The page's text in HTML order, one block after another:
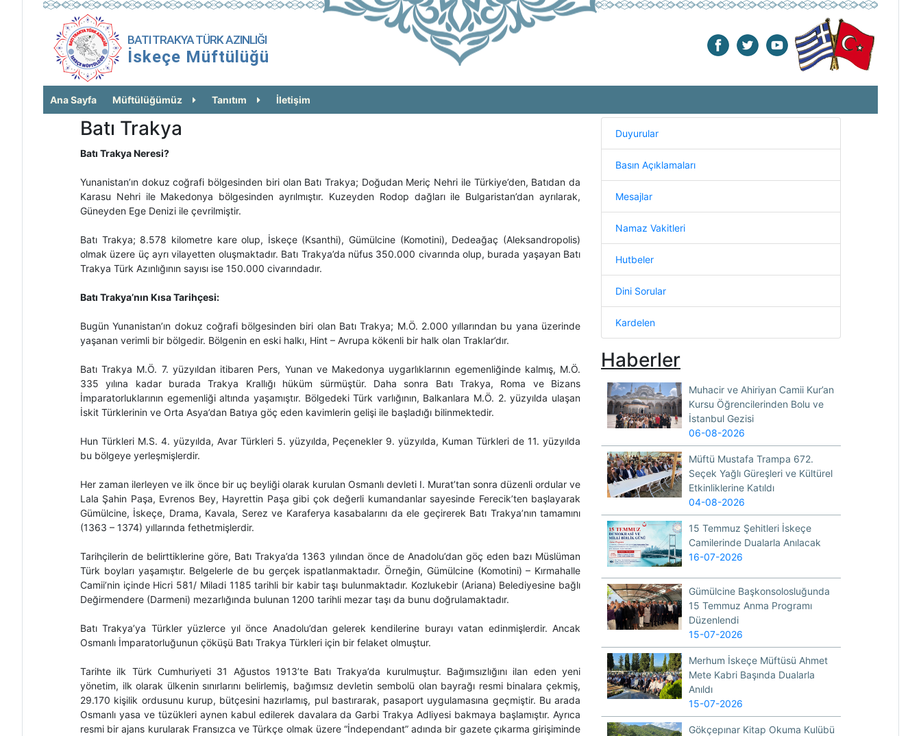
BATI TRAKYA TÜRK AZINLIĞI
İskeçe Müftülüğü
Ana Sayfa Müftülüğümüz Tanıtım İletişim
Batı Trakya
Batı Trakya Neresi?
Yunanistan’ın dokuz coğrafi bölgesinden biri olan Batı Trakya; Doğudan Meriç Nehri ile Türkiye’den, Batıdan da
Karasu Nehri ile Makedonya bölgesinden ayrılmıştır. Kuzeyden Rodop dağları ile Bulgaristan’dan ayrılarak,
Güneyden Ege Denizi ile çevrilmiştir.
Batı Trakya; 8.578 kilometre kare olup, İskeçe (Ksanthi), Gümülcine (Komotini), Dedeağaç (Aleksandropolis)
olmak üzere üç ayrı vilayetten oluşmaktadır. Batı Trakya’da nüfus 350.000 civarında olup, burada yaşayan Batı
Trakya Türk Azınlığının sayısı ise 150.000 civarındadır.
Batı Trakya’nın Kısa Tarihçesi:
Bugün Yunanistan’ın dokuz coğrafi bölgesinden biri olan Batı Trakya; M.Ö. 2.000 yıllarından bu yana üzerinde
yaşanan verimli bir bölgedir. Bölgenin en eski halkı, Hint – Avrupa kökenli bir halk olan Traklar’dır.
Batı Trakya M.Ö. 7. yüzyıldan itibaren Pers, Yunan ve Makedonya uygarlıklarının egemenliğinde kalmış, M.Ö.
335 yılına kadar burada Trakya Krallığı hüküm sürmüştür. Daha sonra Batı Trakya, Roma ve Bizans
İmparatorluklarının egemenliği altında yaşamıştır. Bölgedeki Türk varlığının, Balkanlara M.Ö. 2. yüzyılda ulaşan
İskit Türklerinin ve Orta Asya’dan Batıya göç eden kavimlerin gelişi ile başladığı bilinmektedir.
Hun Türkleri M.S. 4. yüzyılda, Avar Türkleri 5. yüzyılda, Peçenekler 9. yüzyılda, Kuman Türkleri de 11. yüzyılda
bu bölgeye yerleşmişlerdir.
Her zaman ilerleyen ve ilk önce bir uç beyliği olarak kurulan Osmanlı devleti I. Murat’tan sonra düzenli ordular ve
Lala Şahin Paşa, Evrenos Bey, Hayrettin Paşa gibi çok değerli kumandanlar sayesinde Ferecik’ten başlayarak
Gümülcine, İskeçe, Drama, Kavala, Serez ve Karaferya kasabalarını da ele geçirerek Batı Trakya’nın tamamını
(1363 – 1374) yıllarında fethetmişlerdir.
Tarihçilerin de belirttiklerine göre, Batı Trakya’da 1363 yılından önce de Anadolu’dan göç eden bazı Müslüman
Türk boyları yaşamıştır. Belgelerle de bu gerçek ispatlanmaktadır. Örneğin, Gümülcine (Komotini) – Kırmahalle
Camii’nin içinde Hicri 581/ Miladi 1185 tarihli bir kabir taşı bulunmaktadır. Kozlukebir (Ariana) Belediyesine bağlı
Değirmendere (Darmeni) mezarlığında bulunan 1200 tarihli mezar taşı da bunu doğrulamaktadır.
Batı Trakya’ya Türkler yüzlerce yıl önce Anadolu’dan gelerek kendilerine burayı vatan edinmişlerdir. Ancak
Osmanlı İmparatorluğunun çöküşü Batı Trakya Türkleri için bir felaket olmuştur.
Tarihte ilk Türk Cumhuriyeti 31 Ağustos 1913’te Batı Trakya’da kurulmuştur. Bağımsızlığını ilan eden yeni
yönetim, ilk olarak ülkenin sınırlarını belirlemiş, bağımsız devletin sembolü olan bayrağı resmi binalara çekmiş,
29.170 kişilik ordusunu kurup, bütçesini hazırlamış, pul bastırarak, pasaport uygulamasına geçmiştir. Bu arada
Osmanlı yasa ve tüzükleri aynen kabul edilerek davalara da Garbi Trakya Adliyesi bakmaya başlamıştır. Ayrıca
resmi bir ajans kurularak Fransızca ve Türkçe olmak üzere “İndependant” adında bir gazete çıkarma girişiminde
Duyurular
Basın Açıklamaları
Mesajlar
Namaz Vakitleri
Hutbeler
Dini Sorular
Kardelen
Haberler
Muhacir ve Ahiriyan Camii Kur’an
Kursu Öğrencilerinden Bolu ve
İstanbul Gezisi
06-08-2026
Müftü Mustafa Trampa 672.
Seçek Yağlı Güreşleri ve Kültürel
Etkinliklerine Katıldı
04-08-2026
15 Temmuz Şehitleri İskeçe
Camilerinde Dualarla Anılacak
16-07-2026
Gümülcine Başkonsolosluğunda
15 Temmuz Anma Programı
Düzenlendi
15-07-2026
Merhum İskeçe Müftüsü Ahmet
Mete Kabri Başında Dualarla
Anıldı
15-07-2026
Gökçepınar Kitap Okuma Kulübü